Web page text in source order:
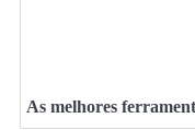
As melhores